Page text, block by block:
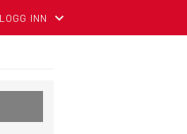
LOGG INN
TILLITSVALGTE (STYREWEB)
INTRANETT FOR